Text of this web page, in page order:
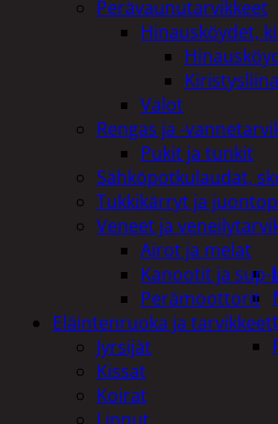
Perävaunutarvikkeet
Hinausköydet,
Valot
Rengas ja -
Pukit ja tunkit
Sähköpotkulaudat,
Tukkikärryt ja
Veneet ja
Airot ja melat
Kanootit ja sup-
Perämoottorit
Eläintenruoka ja tarvikkeet
Jyrsijät
Kissat
Koirat